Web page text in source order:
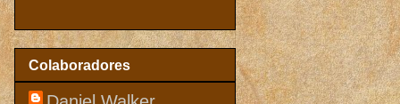
Colaboradores